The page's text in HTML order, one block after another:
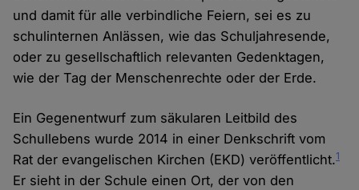
und damit für alle verbindliche Feiern, sei es zu
schulinternen Anlässen, wie das Schuljahresende,
oder zu gesellschaftlich relevanten Gedenktagen,
wie der Tag der Menschenrechte oder der Erde.
Ein Gegenentwurf zum säkularen Leitbild des
Schullebens wurde 2014 in einer Denkschrift vom
Rat der evangelischen Kirchen (EKD) veröffentlicht.1
Er sieht in der Schule einen Ort, der von den